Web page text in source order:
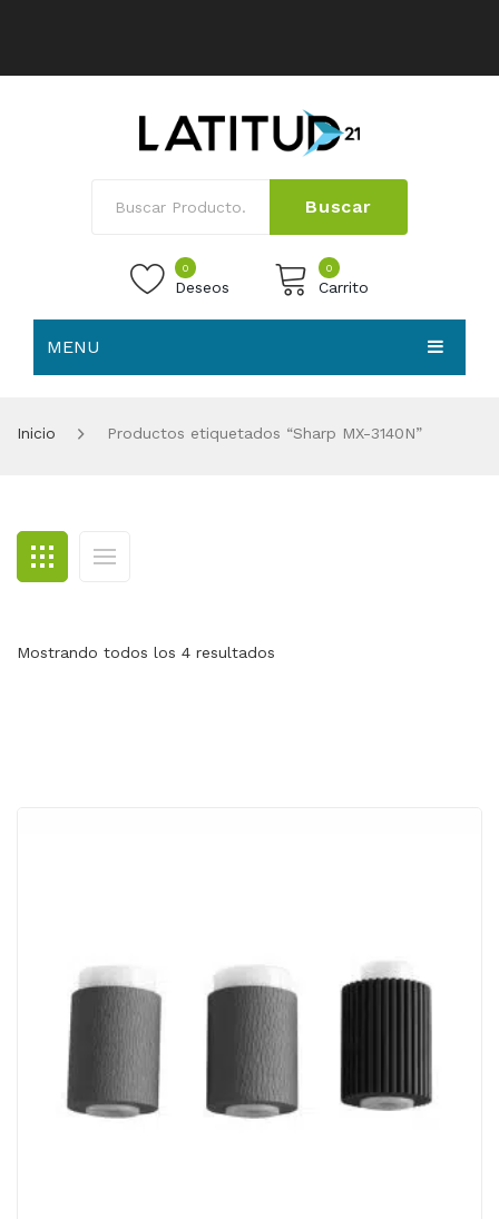
Buscar
0
Deseos
0
Carrito
MENU
BLOG
CONTACTO
Inicio Productos etiquetados “Sharp MX-3140N”
Mostrando todos los 4 resultados